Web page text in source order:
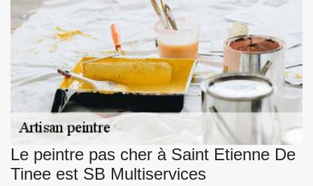
Le peintre pas cher à Saint Etienne De
Tinee est SB Multiservices